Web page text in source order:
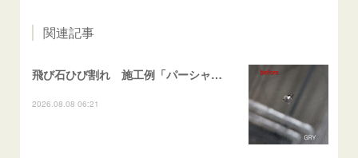
関連記事
飛び石ひび割れ 施工例「パーシャル系・衝撃点範囲ハマカケ」エスティマ
2026.08.08 06:21